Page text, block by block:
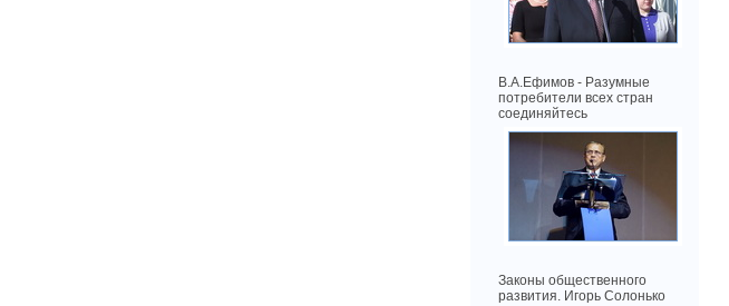
В.А.Ефимов - Разумные
потребители всех стран
соединяйтесь
Законы общественного
развития. Игорь Солонько